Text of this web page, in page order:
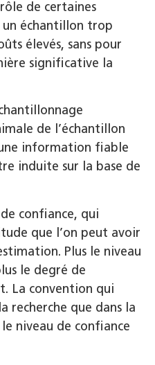
de certaines
un échantillon trop
élevés, sans pour
significative la
de l’échantillon
information fiable
induite sur la base de
confiance, qui
que l’on peut avoir
Plus le niveau
le degré de
La convention qui
recherche que dans la
niveau de confiance